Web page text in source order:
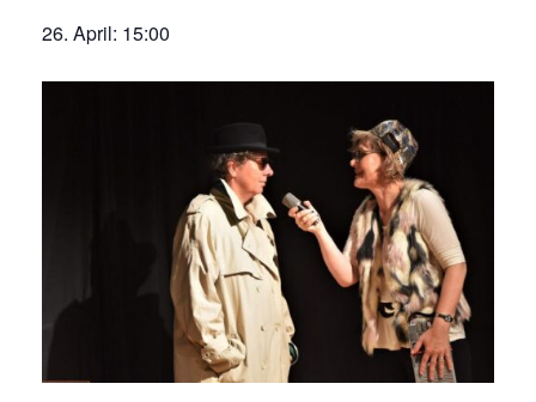
26. April: 15:00